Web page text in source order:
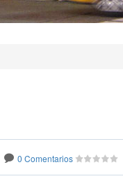
0 Comentarios